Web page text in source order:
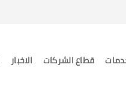
قطاع الشركات الاخبار